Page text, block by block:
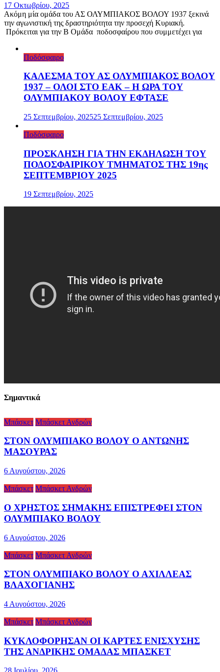
17 Οκτωβρίου, 2025
Ακόμη μία ομάδα του ΑΣ ΟΛΥΜΠΙΑΚΟΣ ΒΟΛΟΥ 1937 ξεκινά
την αγωνιστική της δραστηριότητα την προσεχή Κυριακή.
Πρόκειται για την Β Ομάδα ποδοσφαίρου που συμμετέχει για
Ποδόσφαιρο
ΚΑΛΕΣΜΑ ΤΟΥ ΑΣ ΟΛΥΜΠΙΑΚΟΣ ΒΟΛΟΥ
1937 – ΟΛΟΙ ΣΤΟ ΕΑΚ – Η ΩΡΑ ΤΟΥ
ΟΛΥΜΠΙΑΚΟΥ ΒΟΛΟΥ ΕΦΤΑΣΕ
25 Σεπτεμβρίου, 202525 Σεπτεμβρίου, 2025
Ποδόσφαιρο
ΠΡΟΣΚΛΗΣΗ ΓΙΑ ΤΗΝ ΕΚΔΗΛΩΣΗ ΤΟΥ
ΠΟΔΟΣΦΑΙΡΙΚΟΥ ΤΜΗΜΑΤΟΣ ΤΗΣ 19ης
ΣΕΠΤΕΜΒΡΙΟΥ 2025
19 Σεπτεμβρίου, 2025
Σημαντικά
Μπάσκετ Μπάσκετ Ανδρών
ΣΤΟΝ ΟΛΥΜΠΙΑΚΟ ΒΟΛΟΥ Ο ΑΝΤΩΝΗΣ
ΜΑΣΟΥΡΑΣ
6 Αυγούστου, 2026
Μπάσκετ Μπάσκετ Ανδρών
Ο ΧΡΗΣΤΟΣ ΣΗΜΑΚΗΣ ΕΠΙΣΤΡΕΦΕΙ ΣΤΟΝ
ΟΛΥΜΠΙΑΚΟ ΒΟΛΟΥ
6 Αυγούστου, 2026
Μπάσκετ Μπάσκετ Ανδρών
ΣΤΟΝ ΟΛΥΜΠΙΑΚΟ ΒΟΛΟΥ Ο ΑΧΙΛΛΕΑΣ
ΒΛΑΧΟΓΙΑΝΗΣ
4 Αυγούστου, 2026
Μπάσκετ Μπάσκετ Ανδρών
ΚΥΚΛΟΦΟΡΗΣΑΝ ΟΙ ΚΑΡΤΕΣ ΕΝΙΣΧΥΣΗΣ
ΤΗΣ ΑΝΔΡΙΚΗΣ ΟΜΑΔΑΣ ΜΠΑΣΚΕΤ